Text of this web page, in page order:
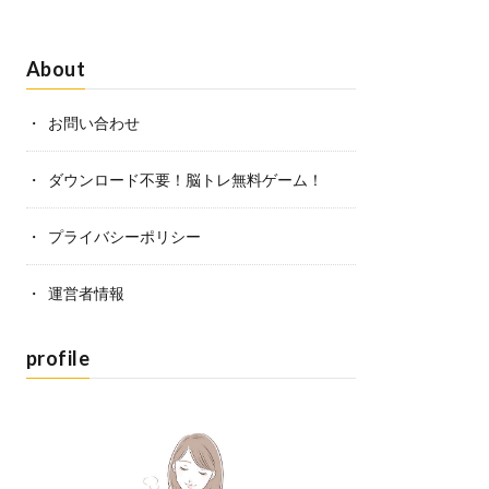
About
お問い合わせ
ダウンロード不要！脳トレ無料ゲーム！
プライバシーポリシー
運営者情報
profile